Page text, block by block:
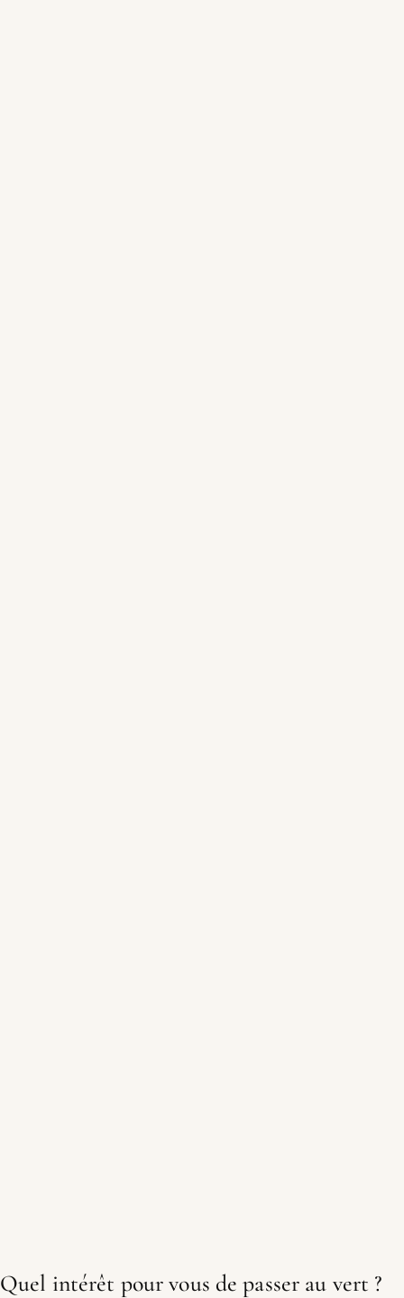
Quel intérêt pour vous de passer au vert ?